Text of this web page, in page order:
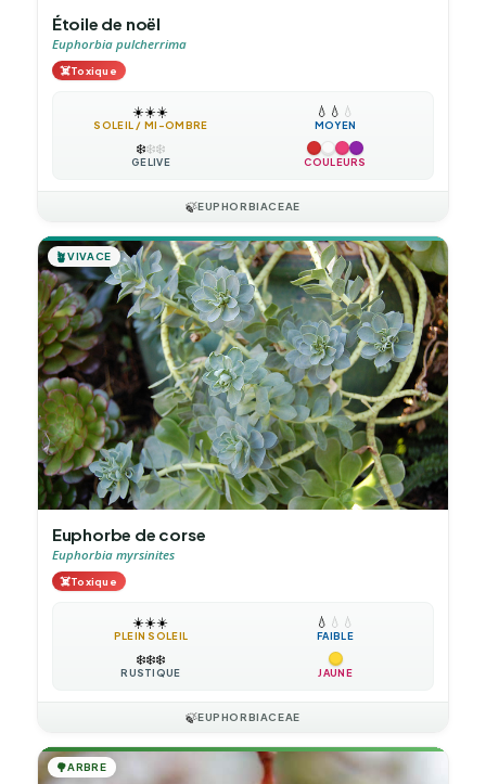
Étoile de noël
Euphorbia pulcherrima
☠️Toxique
☀️☀️☀️
SOLEIL / MI-OMBRE
💧 💧 💧
MOYEN
❄️❄️❄️
GÉLIVE COULEURS
🍃EUPHORBIACEAE
🪴VIVACE
Euphorbe de corse
Euphorbia myrsinites
☠️Toxique
☀️☀️☀️
PLEIN SOLEIL
💧 💧 💧
FAIBLE
❄️❄️❄️
RUSTIQUE JAUNE
🍃EUPHORBIACEAE
🌳ARBRE